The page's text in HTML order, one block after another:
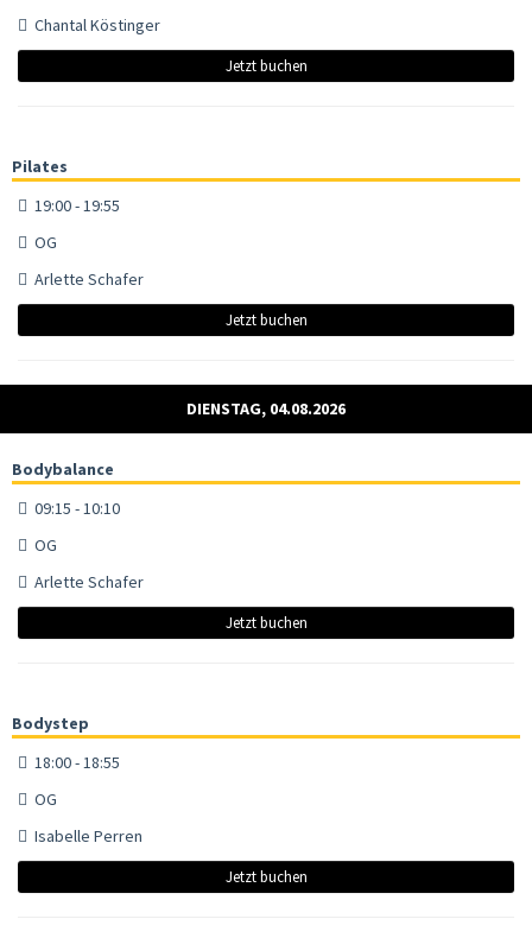
Chantal Köstinger
Jetzt buchen
Pilates
19:00 - 19:55
OG
Arlette Schafer
Jetzt buchen
DIENSTAG, 04.08.2026
Bodybalance
09:15 - 10:10
OG
Arlette Schafer
Jetzt buchen
Bodystep
18:00 - 18:55
OG
Isabelle Perren
Jetzt buchen